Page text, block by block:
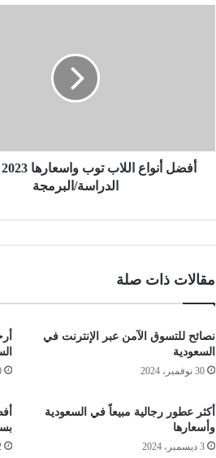
الدراسة/البرمجة
مقالات ذات صلة
نصائح للتسوق الآمن عبر الإنترنت في
السعودية
30 نوفمبر، 2024
أكثر عطور رجالية مبيعاً في السعودية
وأسعارها
3 ديسمبر، 2024 2